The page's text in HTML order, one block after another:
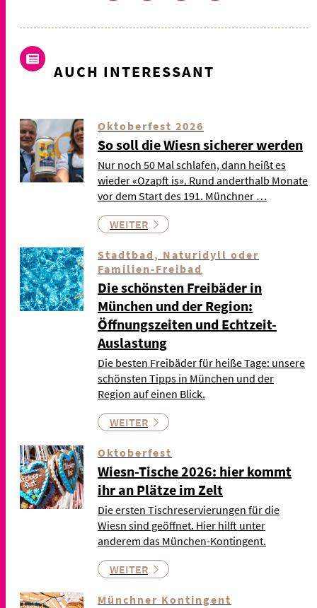
AUCH INTERESSANT
Oktoberfest 2026
So soll die Wiesn sicherer werden
Nur noch 50 Mal schlafen, dann heißt es
wieder «Ozapft is». Rund anderthalb Monate
vor dem Start des 191. Münchner …
WEITER
Stadtbad, Naturidyll oder
Familien-Freibad
Die schönsten Freibäder in
München und der Region:
Öffnungszeiten und Echtzeit-
Auslastung
Die besten Freibäder für heiße Tage: unsere
schönsten Tipps in München und der
Region auf einen Blick.
WEITER
Oktoberfest
Wiesn-Tische 2026: hier kommt
ihr an Plätze im Zelt
Die ersten Tischreservierungen für die
Wiesn sind geöffnet. Hier hilft unter
anderem das München-Kontingent.
WEITER
Münchner Kontingent